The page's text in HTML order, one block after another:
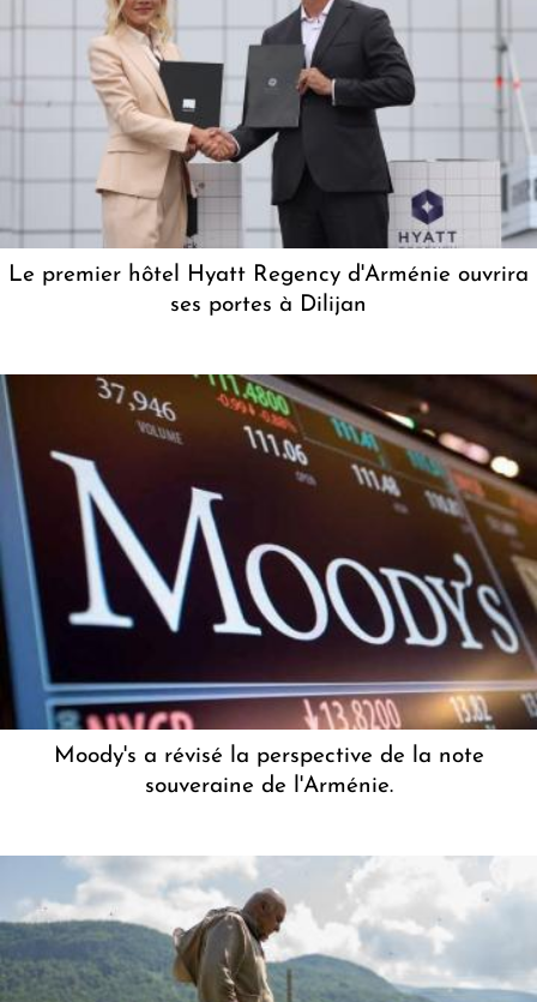
Le premier hôtel Hyatt Regency d'Arménie ouvrira
ses portes à Dilijan
Moody's a révisé la perspective de la note
souveraine de l'Arménie.